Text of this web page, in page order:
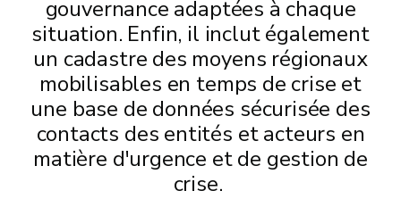
gouvernance adaptées à chaque
situation. Enfin, il inclut également
un cadastre des moyens régionaux
mobilisables en temps de crise et
une base de données sécurisée des
contacts des entités et acteurs en
matière d'urgence et de gestion de
crise.